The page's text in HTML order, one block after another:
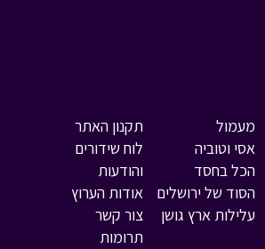
מעמול
אסי וטוביה
הכל בחסד
הסוד של ירושלים
עלילות ארץ גושן
תקנון האתר
לוח שידורים
והודעות
אודות הערוץ
צור קשר
תרומות